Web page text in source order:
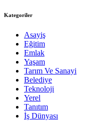
Kategoriler
Asayiş
Eğitim
Emlak
Yaşam
Tarım Ve Sanayi
Belediye
Teknoloji
Yerel
Tanıtım
İş Dünyası